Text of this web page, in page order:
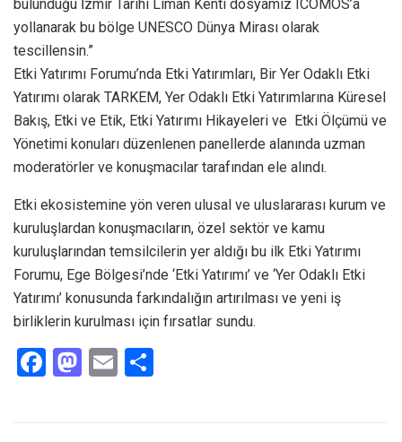
bulunduğu İzmir Tarihi Liman Kenti dosyamız ICOMOS’a
yollanarak bu bölge UNESCO Dünya Mirası olarak
tescillensin.”
Etki Yatırımı Forumu’nda Etki Yatırımları, Bir Yer Odaklı Etki
Yatırımı olarak TARKEM, Yer Odaklı Etki Yatırımlarına Küresel
Bakış, Etki ve Etik, Etki Yatırımı Hikayeleri ve Etki Ölçümü ve
Yönetimi konuları düzenlenen panellerde alanında uzman
moderatörler ve konuşmacılar tarafından ele alındı.
Etki ekosistemine yön veren ulusal ve uluslararası kurum ve
kuruluşlardan konuşmacıların, özel sektör ve kamu
kuruluşlarından temsilcilerin yer aldığı bu ilk Etki Yatırımı
Forumu, Ege Bölgesi’nde ‘Etki Yatırımı’ ve ‘Yer Odaklı Etki
Yatırımı’ konusunda farkındalığın artırılması ve yeni iş
birliklerin kurulması için fırsatlar sundu.
F
M E